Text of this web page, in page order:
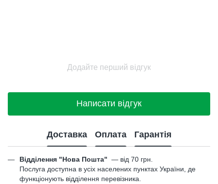
Додайте перший відгук
Написати відгук
Доставка Оплата Гарантія
Відділення "Нова Пошта" — від 70 грн.
Послуга доступна в усіх населених пунктах України, де
функціонують відділення перевізника.